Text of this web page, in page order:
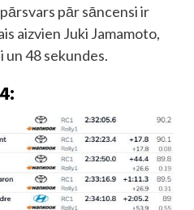
pār sāncensi ir
aizvien Juki Jamamoto,
un 48 sekundes.